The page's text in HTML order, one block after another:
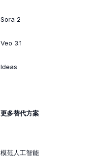
Sora 2
Veo 3.1
Ideas
更多替代方案
模范人工智能